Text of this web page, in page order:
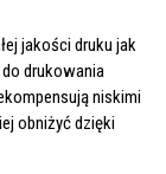
jakości druku jak
drukowania
niskimi
obniżyć dzięki